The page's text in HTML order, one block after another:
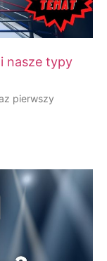
nasze typy
pierwszy